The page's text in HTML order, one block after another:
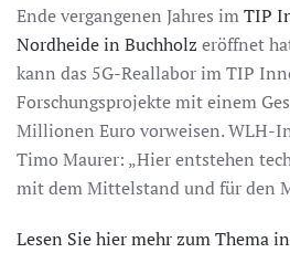
Ende vergangenen Jahres imTIP
Nordheide in Buchholz eröffnet
kann das 5G-Reallabor im TIP
Forschungsprojekte mit einem
Millionen Euro vorweisen. WLH-
Timo Maurer: „Hier entstehen
mit dem Mittelstand und für den
Lesen Sie hier mehr zum Thema